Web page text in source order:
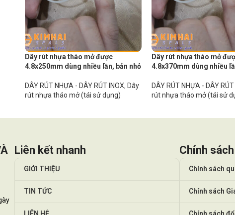
Dây rút nhựa tháo mở được
4.8x250mm dùng nhiều lần, bản nhỏ
DÂY RÚT NHỰA - DÂY RÚT INOX, Dây
rút nhựa tháo mở (tái sử dụng)
Dây rút nhựa tháo mở
4.8x370mm dùng nhiều
DÂY RÚT NHỰA - DÂY RÚT
rút nhựa tháo mở (tái sử
Liên kết nhanh
GIỚI THIỆU
TIN TỨC
Chính sách
Chính sách
Chính sách